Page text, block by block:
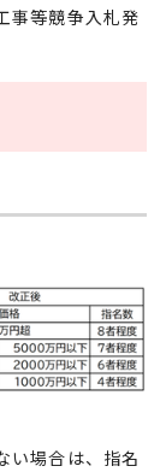
事等競争入札発
い場合は、指名